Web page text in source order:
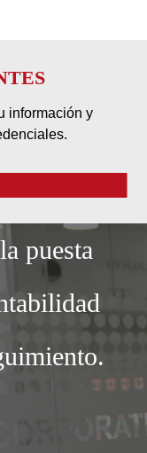
información y
puesta